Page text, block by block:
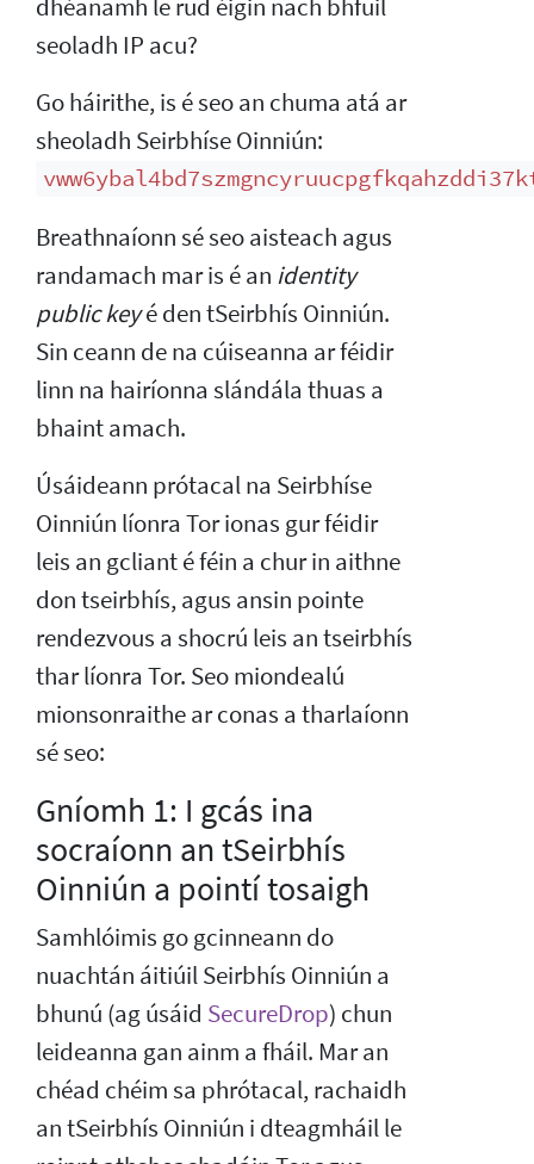
dhéanamh le rud éigin nach bhfuil
seoladh IP acu?
Go háirithe, is é seo an chuma atá ar
sheoladh Seirbhíse Oinniún:
Breathnaíonn sé seo aisteach agus
randamach mar is é an identity
public keyé den tSeirbhís Oinniún.
Sin ceann de na cúiseanna ar féidir
linn na hairíonna slándála thuas a
bhaint amach.
Úsáideann prótacal na Seirbhíse
Oinniún líonra Tor ionas gur féidir
leis an gcliant é féin a chur in aithne
don tseirbhís, agus ansin pointe
rendezvous a shocrú leis an tseirbhís
thar líonra Tor. Seo miondealú
mionsonraithe ar conas a tharlaíonn
sé seo:
Gníomh 1: I gcás ina
socraíonn an tSeirbhís
Oinniún a pointí tosaigh
Samhlóimis go gcinneann do
nuachtán áitiúil Seirbhís Oinniún a
bhunú (ag úsáid SecureDrop) chun
leideanna gan ainm a fháil. Mar an
chéad chéim sa phrótacal, rachaidh
an tSeirbhís Oinniún i dteagmháil le